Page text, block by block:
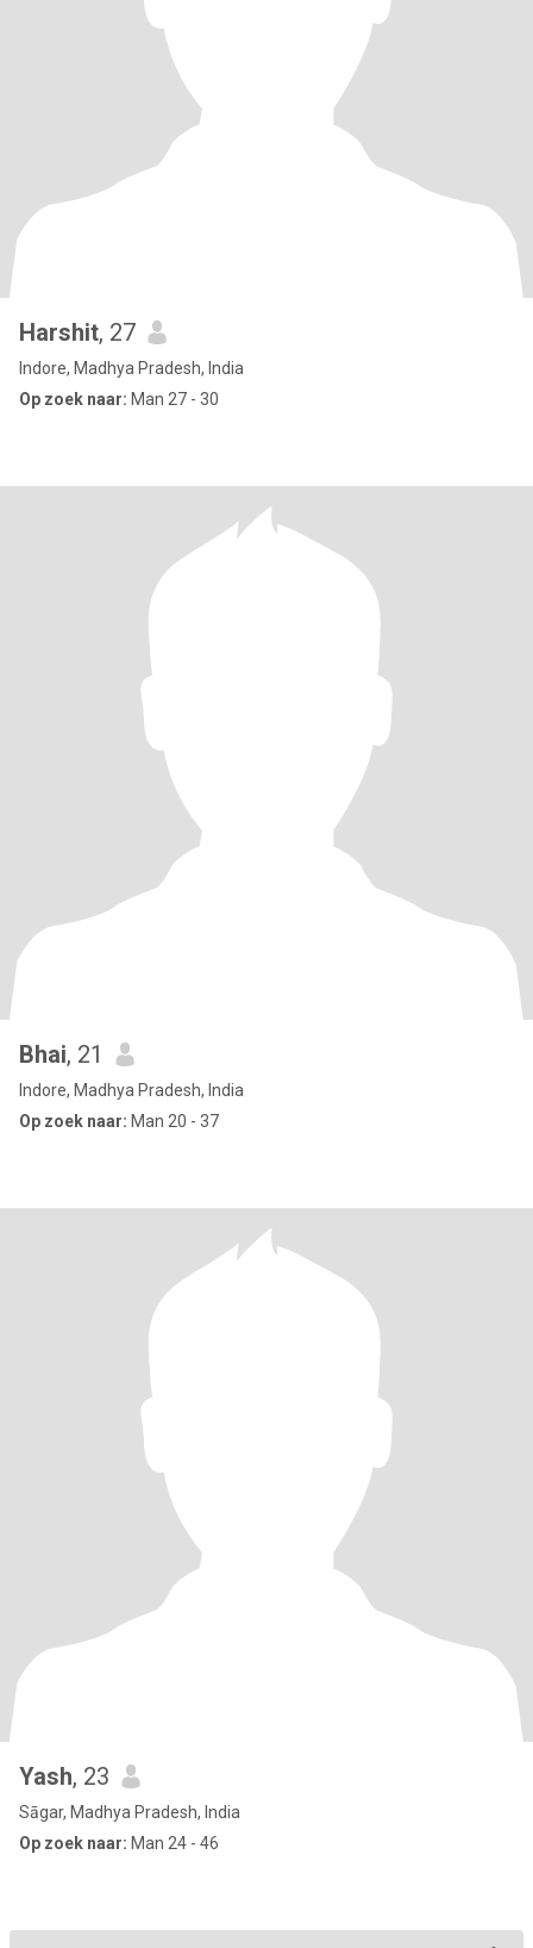
Harshit, 27
Indore, Madhya Pradesh, India
Op zoek naar: Man 27 - 30
Bhai, 21
Indore, Madhya Pradesh, India
Op zoek naar: Man 20 - 37
Yash, 23
Sāgar, Madhya Pradesh, India
Op zoek naar: Man 24 - 46